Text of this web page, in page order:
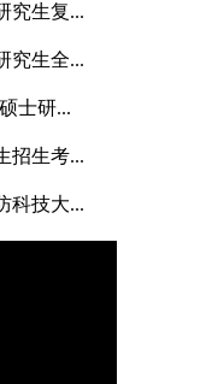
究生复...
究生全...
士研...
招生考...
科技大...